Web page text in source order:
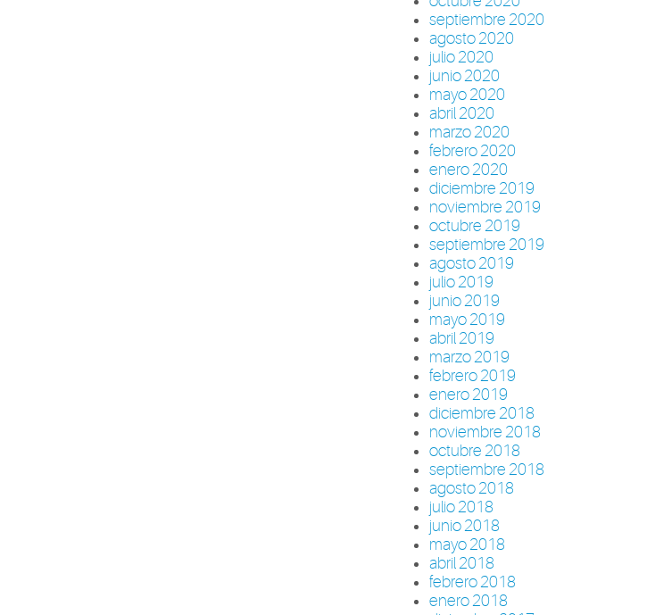
septiembre 2020
agosto 2020
julio 2020
junio 2020
mayo 2020
abril 2020
marzo 2020
febrero 2020
enero 2020
diciembre 2019
noviembre 2019
octubre 2019
septiembre 2019
agosto 2019
julio 2019
junio 2019
mayo 2019
abril 2019
marzo 2019
febrero 2019
enero 2019
diciembre 2018
noviembre 2018
octubre 2018
septiembre 2018
agosto 2018
julio 2018
junio 2018
mayo 2018
abril 2018
febrero 2018
enero 2018